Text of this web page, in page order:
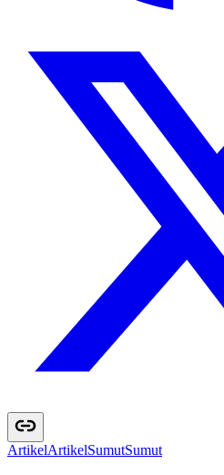
ArtikelArtikelSumutSumut